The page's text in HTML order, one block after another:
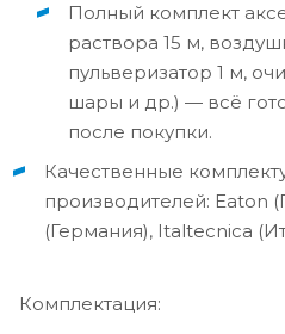
Полный комплект
раствора 15 м,
пульверизатор 1 м,
шары и др.) — всё
после покупки.
Качественные
производителей: Eaton
(Германия), Italtecnica
Комплектация: